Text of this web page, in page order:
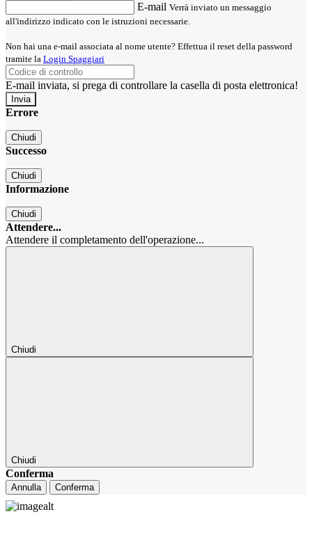
E-mail Verrà inviato un messaggio
all'indirizzo indicato con le istruzioni necessarie.
Non hai una e-mail associata al nome utente? Effettua il reset della password
tramite la Login Spaggiari
E-mail inviata, si prega di controllare la casella di posta elettronica!
Errore
Chiudi
Successo
Chiudi
Informazione
Chiudi
Attendere...
Attendere il completamento dell'operazione...
Chiudi
Chiudi
Conferma
Annulla Conferma